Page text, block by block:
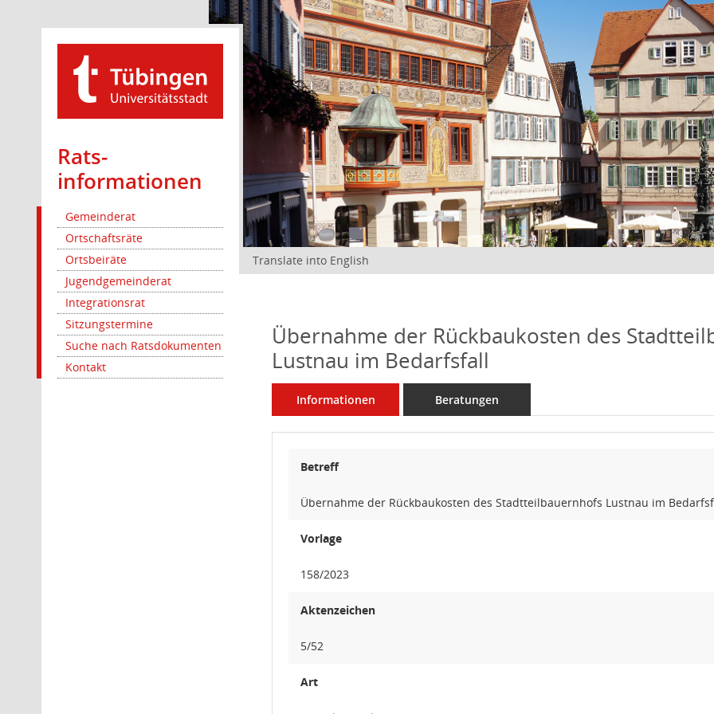
Rats­
informationen
Gemeinderat
Ortschaftsräte
Ortsbeiräte
Jugendgemeinderat
Integrationsrat
Sitzungstermine
Suche nach Ratsdokumenten
Kontakt
Translate into English
Übernahme der Rückbaukosten des
Lustnau im Bedarfsfall
Informationen Beratungen
Betreff
Übernahme der Rückbaukosten des Stadtteilbauernhofs Lustnau im
Vorlage
158/2023
Aktenzeichen
5/52
Art